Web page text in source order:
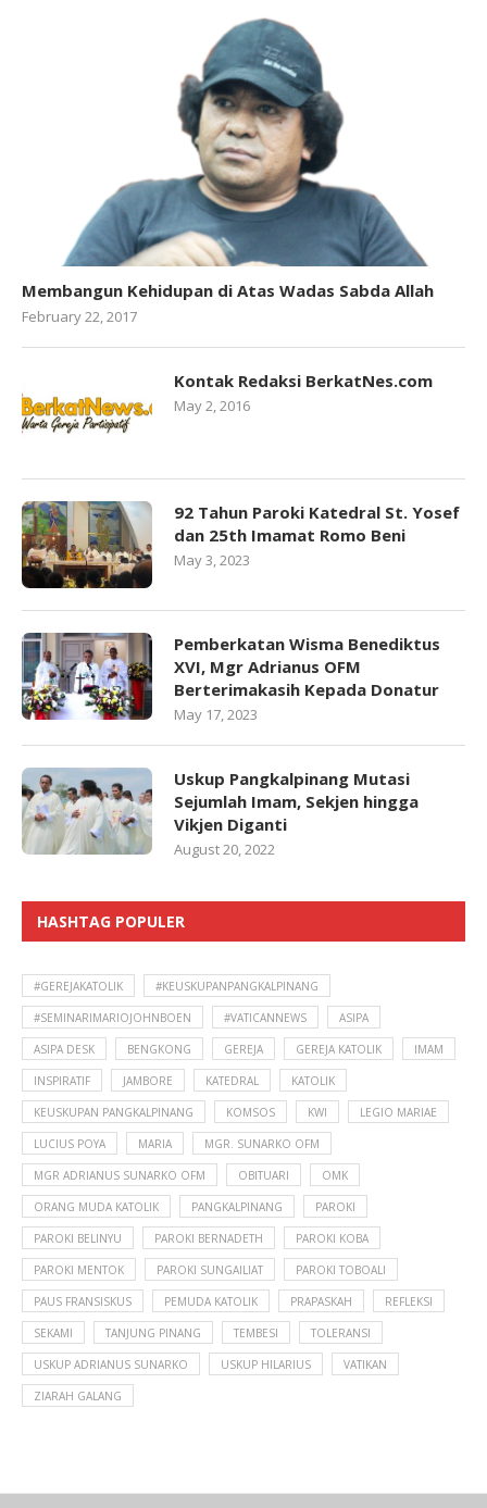
Membangun Kehidupan di Atas Wadas Sabda Allah
February 22, 2017
Kontak Redaksi BerkatNes.com
May 2, 2016
92 Tahun Paroki Katedral St. Yosef
dan 25th Imamat Romo Beni
May 3, 2023
Pemberkatan Wisma Benediktus
XVI, Mgr Adrianus OFM
Berterimakasih Kepada Donatur
May 17, 2023
Uskup Pangkalpinang Mutasi
Sejumlah Imam, Sekjen hingga
Vikjen Diganti
August 20, 2022
HASHTAG POPULER
#GEREJAKATOLIK #KEUSKUPANPANGKALPINANG
#SEMINARIMARIOJOHNBOEN #VATICANNEWS ASIPA
ASIPA DESK BENGKONG GEREJA GEREJA KATOLIK IMAM
INSPIRATIF JAMBORE KATEDRAL KATOLIK
KEUSKUPAN PANGKALPINANG KOMSOS KWI LEGIO MARIAE
LUCIUS POYA MARIA MGR. SUNARKO OFM
MGR ADRIANUS SUNARKO OFM OBITUARI OMK
ORANG MUDA KATOLIK PANGKALPINANG PAROKI
PAROKI BELINYU PAROKI BERNADETH PAROKI KOBA
PAROKI MENTOK PAROKI SUNGAILIAT PAROKI TOBOALI
PAUS FRANSISKUS PEMUDA KATOLIK PRAPASKAH REFLEKSI
SEKAMI TANJUNG PINANG TEMBESI TOLERANSI
USKUP ADRIANUS SUNARKO USKUP HILARIUS VATIKAN
ZIARAH GALANG